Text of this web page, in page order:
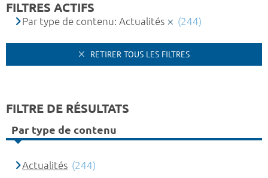
FILTRES ACTIFS
Par type de contenu: Actualités (244)
RETIRER TOUS LES FILTRES
FILTRE DE RÉSULTATS
Par type de contenu
Actualités (244)